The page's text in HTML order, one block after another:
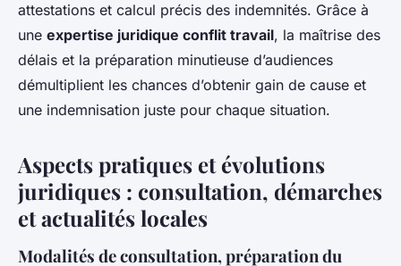
attestations et calcul précis des indemnités. Grâce à
une expertise juridique conflit travail, la maîtrise des
délais et la préparation minutieuse d’audiences
démultiplient les chances d’obtenir gain de cause et
une indemnisation juste pour chaque situation.
Aspects pratiques et évolutions
juridiques : consultation, démarches
et actualités locales
Modalités de consultation, préparation du